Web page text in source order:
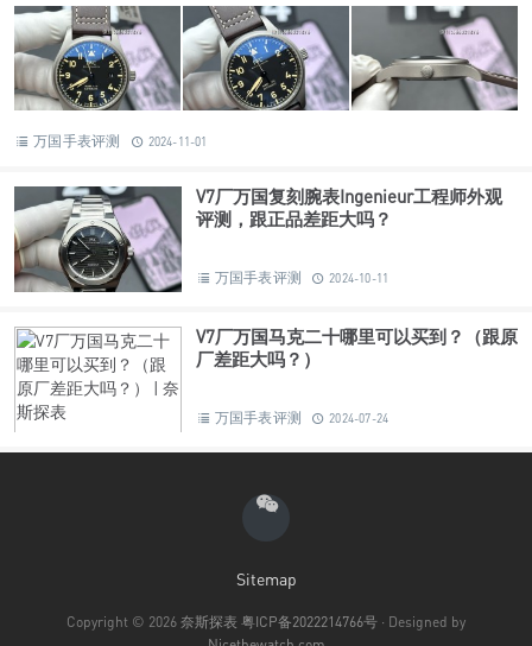
万国手表评测 2024-11-01
V7厂万国复刻腕表Ingenieur工程师外观
评测，跟正品差距大吗？
万国手表评测 2024-10-11
V7厂万国马克二十哪里可以买到？（跟原
厂差距大吗？）
万国手表评测 2024-07-24
Sitemap
Copyright © 2026 奈斯探表 粤ICP备2022214766号 · Designed by